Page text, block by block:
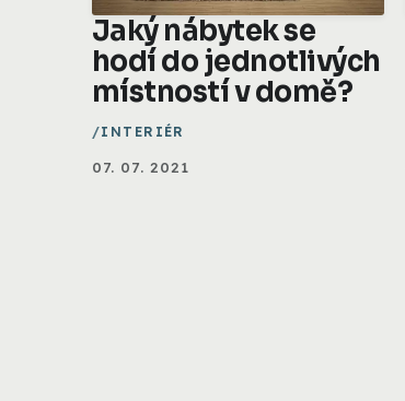
Jaký nábytek se
hodí do jednotlivých
místností v domě?
INTERIÉR
07. 07. 2021